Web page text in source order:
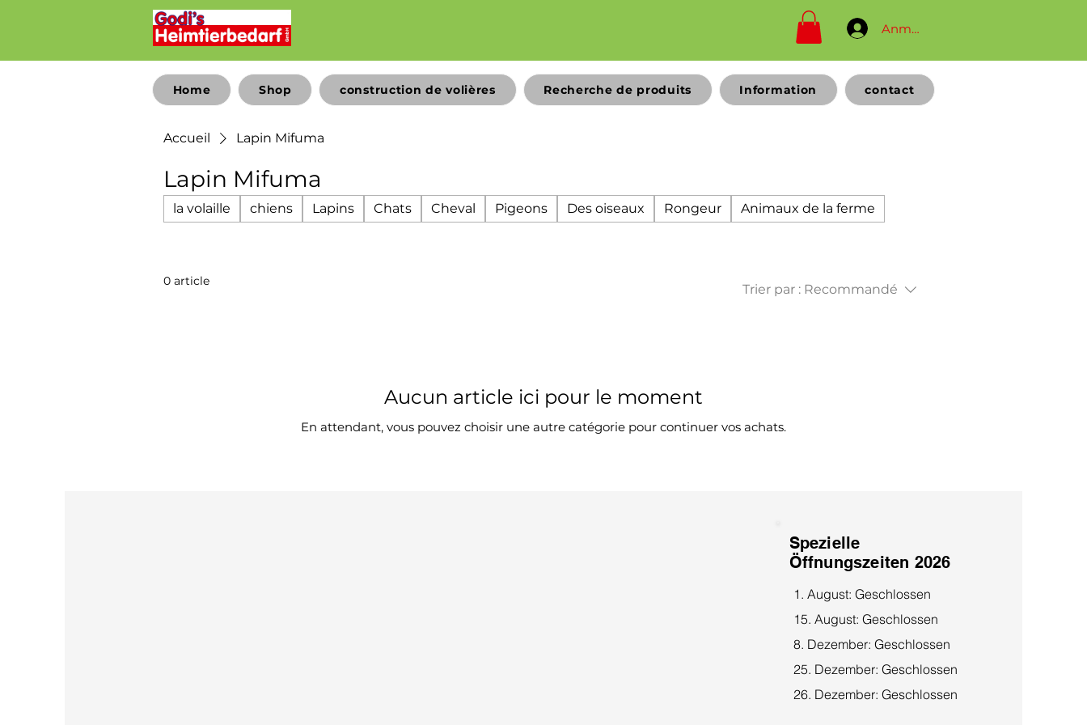
Anmelden
Home Shop construction de volières Recherche de produits Information contact
Accueil Lapin Mifuma
Lapin Mifuma
la volaille chiens Lapins Chats Cheval Pigeons Des oiseaux Rongeur Animaux de la ferme
0 article
Trier par : Recommandé
Aucun article ici pour le moment
En attendant, vous pouvez choisir une autre catégorie pour continuer vos achats.
Spezielle
Öffnungszeiten 2026
1. August: Geschlossen
15. August: Geschlossen
8. Dezember: Geschlossen
25. Dezember: Geschlossen
26. Dezember: Geschlossen